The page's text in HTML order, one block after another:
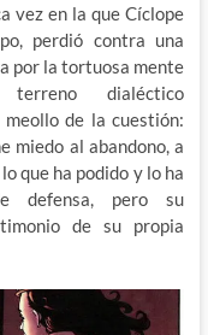
vez en la que Cíclope
perdió contra una
por la tortuosa mente
dialéctico
de la cuestión:
miedo al abandono, a
que ha podido y lo ha
defensa, pero su
de su propia